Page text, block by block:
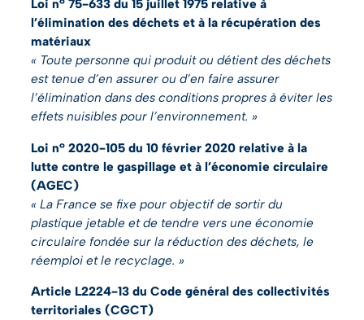
Loi n° 75-633 du 15 juillet 1975 relative à
l’élimination des déchets et à la récupération des
matériaux
« Toute personne qui produit ou détient des déchets
est tenue d’en assurer ou d’en faire assurer
l’élimination dans des conditions propres à éviter les
effets nuisibles pour l’environnement. »
Loi n° 2020-105 du 10 février 2020 relative à la
lutte contre le gaspillage et à l’économie circulaire
(AGEC)
« La France se fixe pour objectif de sortir du
plastique jetable et de tendre vers une économie
circulaire fondée sur la réduction des déchets, le
réemploi et le recyclage. »
Article L2224-13 du Code général des collectivités
territoriales (CGCT)